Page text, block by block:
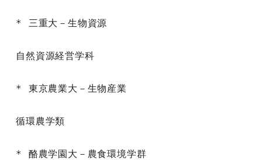
* 三重大－生物資源
自然資源経営学科
* 東京農業大－生物産業
循環農学類
* 酪農学園大－農食環境学群